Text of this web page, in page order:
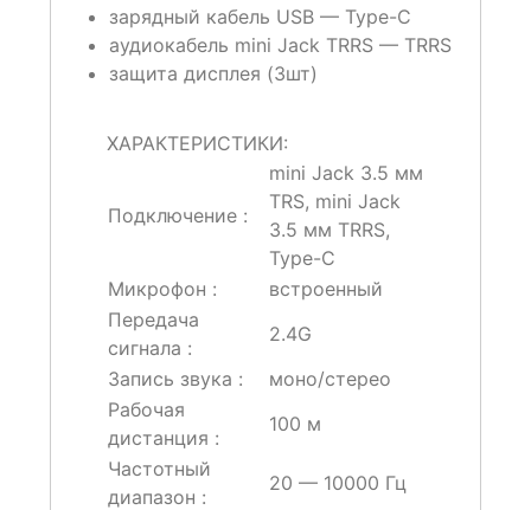
зарядный кабель USB — Type-C
аудиокабель mini Jack TRRS — TRRS
защита дисплея (3шт)
ХАРАКТЕРИСТИКИ:
Подключение :
mini Jack 3.5 мм
TRS, mini Jack
3.5 мм TRRS,
Type-C
Микрофон :
встроенный
Передача
сигнала :
2.4G
Запись звука :
моно/стерео
Рабочая
дистанция :
100 м
Частотный
диапазон :
20 — 10000 Гц